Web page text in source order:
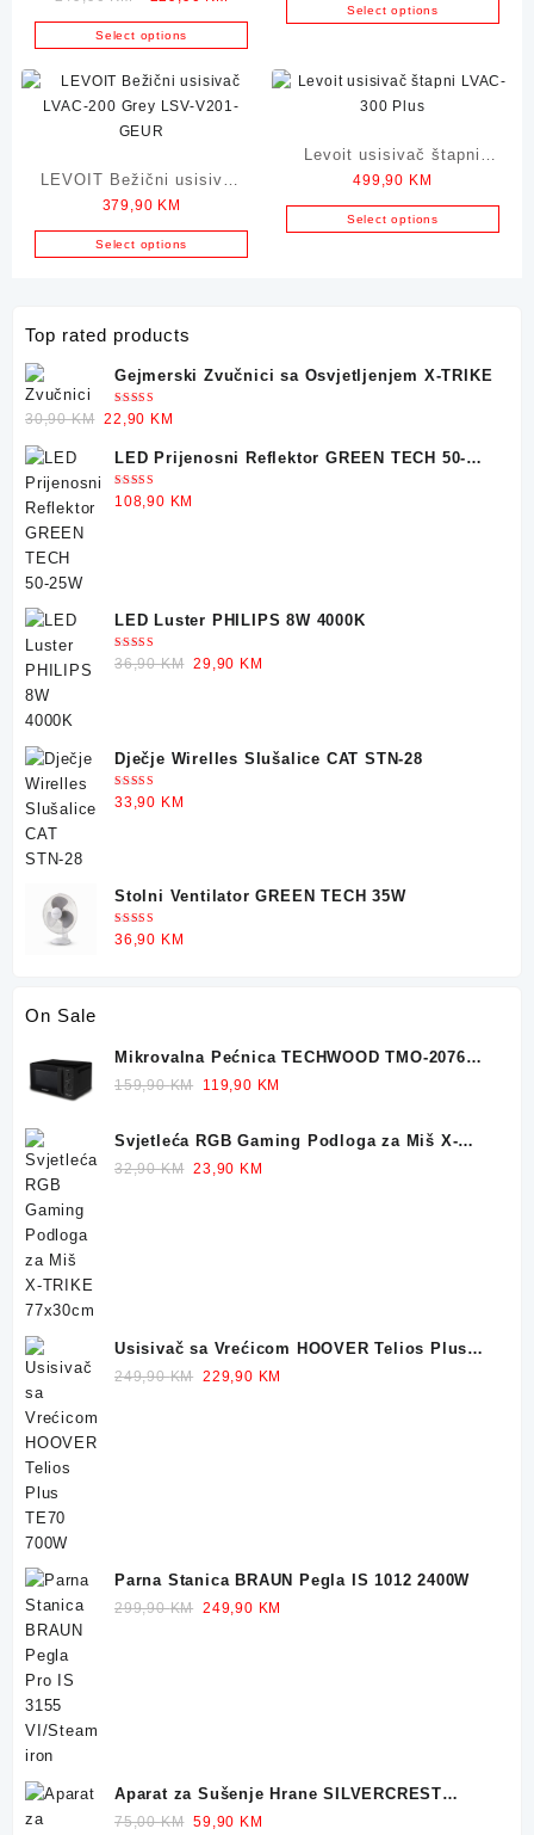
TE70 700W
price
was:
249,90 KM.
price
is:
229,90 KM.
Select options
Select options
LEVOIT Bežični usisivač
LVAC-200 Grey LSV-V201-
GEUR
379,90 KM
Select options
Levoit usisivač štapni
LVAC-300 Plus
499,90 KM
Select options
Top rated products
Gejmerski Zvučnici sa Osvjetljenjem X-TRIKE
Ocjenjeno
5.00 od 5
30,90KM Original
was:
30,90 KM.
22,90 KM
is:
22,90 KM.
LED Prijenosni Reflektor GREEN TECH 50-
25W
Ocjenjeno
5.00od 5
108,90 KM
LED Luster PHILIPS 8W 4000K
Ocjenjeno
5.00od 5
36,90KM Original
29,90 KM
Dječje Wirelles Slušalice CAT STN-28
Ocjenjeno
5.00od 5
33,90 KM
Stolni Ventilator GREEN TECH 35W
Ocjenjeno
5.00od 5
36,90 KM
On Sale
Mikrovalna Pećnica TECHWOOD TMO-2076
700W 20L
159,90KM
Original
was:
119,90 KM
Svjetleća RGB Gaming Podloga za Miš X-
TRIKE 77x30cm
32,90KM Original
23,90 KM
Usisivač sa Vrećicom HOOVER Telios Plus
TE70 700W
249,90KM Original
229,90 KM
Parna Stanica BRAUN Pegla IS 1012 2400W
299,90KM Original
249,90 KM
Aparat za Sušenje Hrane SILVERCREST
Dehidrator 350W
75,00KM Original
59,90 KM